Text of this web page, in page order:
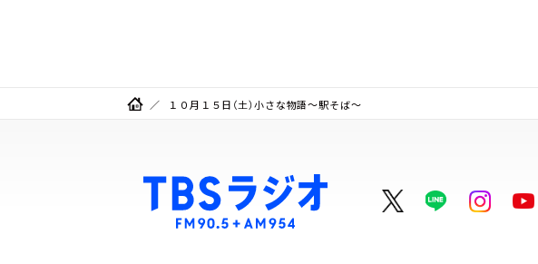
１０月１５日（土）小さな物語～駅そば～